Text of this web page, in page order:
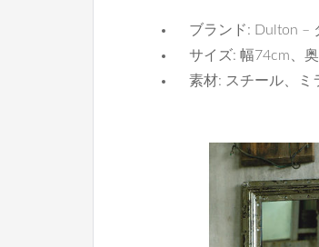
ブランド: Dulton –
サイズ: 幅74cm、
素材: スチール、ミ